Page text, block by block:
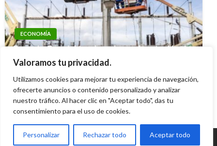
Valoramos tu privacidad.
Utilizamos cookies para mejorar tu experiencia de navegación,
ofrecerte anuncios o contenido personalizado y analizar
nuestro tráfico. Al hacer clic en "Aceptar todo", das tu
consentimiento para el uso de cookies.
Personalizar Rechazar todo Aceptar todo
ECONOMÍA
Consejo Gremial tercia en la confrontación de
Petro con el sector energético y rechaza una
Ariel Cabrera miércoles abril 9, 2025